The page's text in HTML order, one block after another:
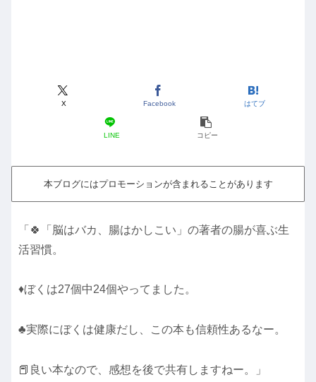
X Facebook はてブ
LINE コピー
本ブログにはプロモーションが含まれることがあります
「🍀「脳はバカ、腸はかしこい」の著者の腸が喜ぶ生
活習慣。
♦ぼくは27個中24個やってました。
♣実際にぼくは健康だし、この本も信頼性あるなー。
📕良い本なので、感想を後で共有しますねー。」